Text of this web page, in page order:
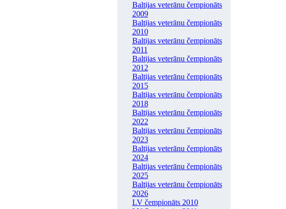
Baltijas veterānu čempionāts
2009
Baltijas veterānu čempionāts
2010
Baltijas veterānu čempionāts
2011
Baltijas veterānu čempionāts
2012
Baltijas veterānu čempionāts
2015
Baltijas veterānu čempionāts
2018
Baltijas veterānu čempionāts
2022
Baltijas veterānu čempionāts
2023
Baltijas veterānu čempionāts
2024
Baltijas veterānu čempionāts
2025
Baltijas veterānu čempionāts
2026
LV čempionāts 2010